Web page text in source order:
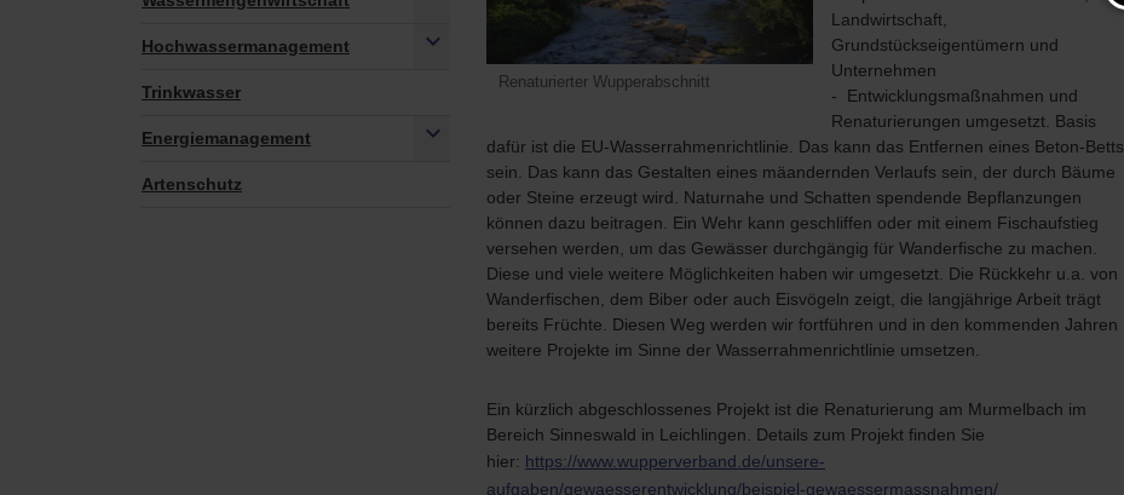
Hochwassermanagement
Trinkwasser
Energiemanagement
Artenschutz
Renaturierter Wupperabschnitt
Landwirtschaft,
Grundstückseigentümern und
Unternehmen
- Entwicklungsmaßnahmen und
Renaturierungen umgesetzt. Basis
dafür ist die EU-Wasserrahmenrichtlinie. Das kann das Entfernen eines Beton-Betts
sein. Das kann das Gestalten eines mäandernden Verlaufs sein, der durch Bäume
oder Steine erzeugt wird. Naturnahe und Schatten spendende Bepflanzungen
können dazu beitragen. Ein Wehr kann geschliffen oder mit einem Fischaufstieg
versehen werden, um das Gewässer durchgängig für Wanderfische zu machen.
Diese und viele weitere Möglichkeiten haben wir umgesetzt. Die Rückkehr u.a. von
Wanderfischen, dem Biber oder auch Eisvögeln zeigt, die langjährige Arbeit trägt
bereits Früchte. Diesen Weg werden wir fortführen und in den kommenden Jahren
weitere Projekte im Sinne der Wasserrahmenrichtlinie umsetzen.
Ein kürzlich abgeschlossenes Projekt ist die Renaturierung am Murmelbach im
Bereich Sinneswald in Leichlingen. Details zum Projekt finden Sie
hier: https://www.wupperverband.de/unsere-
aufgaben/gewaesserentwicklung/beispiel-gewaessermassnahmen/